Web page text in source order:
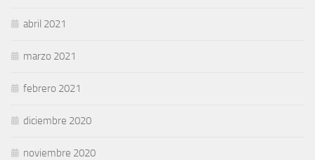
abril 2021
marzo 2021
febrero 2021
diciembre 2020
noviembre 2020